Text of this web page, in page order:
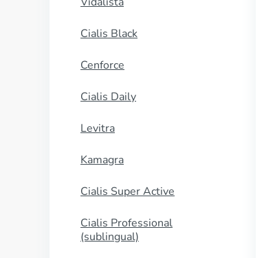
Cialis Black
Cenforce
Cialis Daily
Levitra
Kamagra
Cialis Super Active
Cialis Professional
(sublingual)